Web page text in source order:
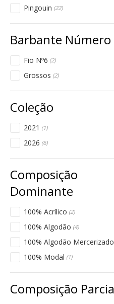
Pingouin (22)
Fio Nº6 (2)
Grossos (2)
2021 (1)
2026 (6)
100% Acrílico (2)
100% Algodão (4)
100% Algodão Mercerizado
100% Modal (1)